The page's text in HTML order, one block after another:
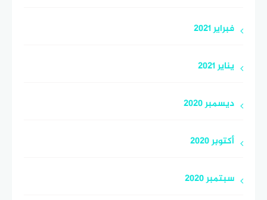
فبراير 2021
يناير 2021
ديسمبر 2020
أكتوبر 2020
سبتمبر 2020